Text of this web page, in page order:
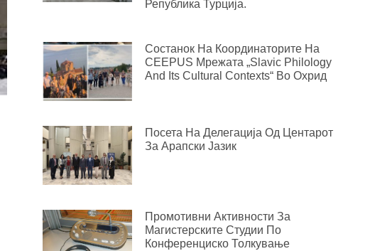
Република Турција.
Состанок На Координаторите На
CEEPUS Мрежата „Slavic Philology
And Its Cultural Contexts“ Во Охрид
Посета На Делегација Од Центарот
За Арапски Јазик
Промотивни Активности За
Магистерските Студии По
Конференциско Толкување